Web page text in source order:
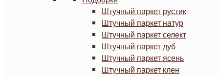
Штучный паркет рустик
Штучный паркет натур
Штучный паркет селект
Штучный паркет дуб
Штучный паркет ясень
Штучный паркет клен